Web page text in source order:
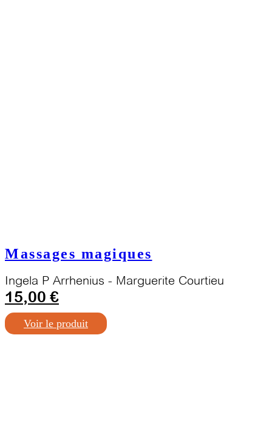
Massages magiques
Ingela P Arrhenius - Marguerite Courtieu
15,00 €
Voir le produit